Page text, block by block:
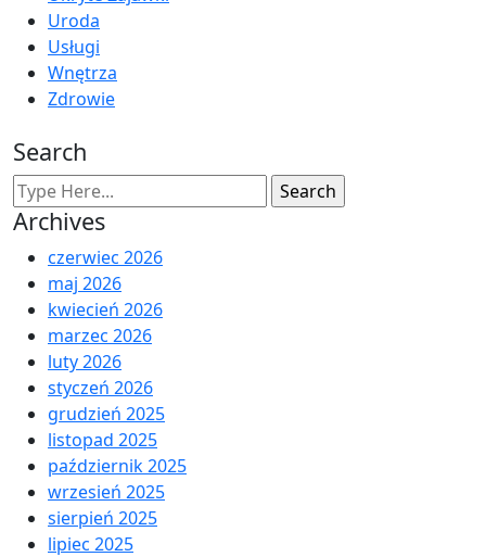
Uroda
Usługi
Wnętrza
Zdrowie
Search
Archives
czerwiec 2026
maj 2026
kwiecień 2026
marzec 2026
luty 2026
styczeń 2026
grudzień 2025
listopad 2025
październik 2025
wrzesień 2025
sierpień 2025
lipiec 2025